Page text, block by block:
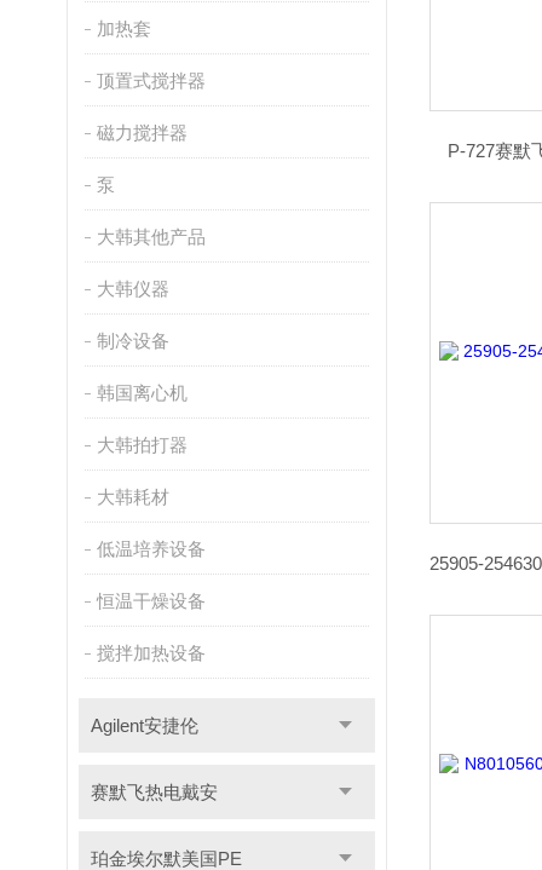
加热套
顶置式搅拌器
磁力搅拌器
泵
大韩其他产品
大韩仪器
制冷设备
韩国离心机
大韩拍打器
大韩耗材
低温培养设备
恒温干燥设备
搅拌加热设备
Agilent安捷伦
赛默飞热电戴安
珀金埃尔默美国PE
P-727赛默